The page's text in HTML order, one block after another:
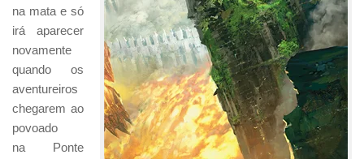
na mata e só
irá aparecer
novamente
quando os
aventureiros
chegarem ao
povoado
na Ponte